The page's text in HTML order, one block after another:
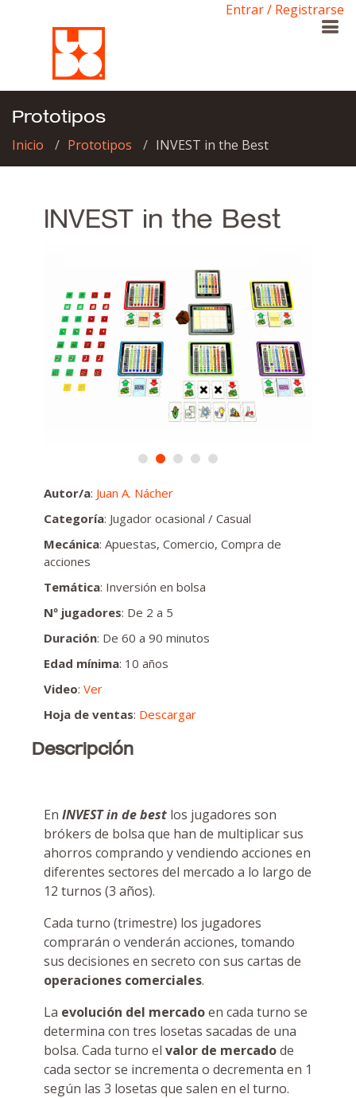
Entrar / Registrarse
Prototipos
Inicio Prototipos INVEST in the Best
INVEST in the Best
Autor/a: Juan A. Nácher
Categoría: Jugador ocasional / Casual
Mecánica: Apuestas, Comercio, Compra de
acciones
Temática: Inversión en bolsa
Nº jugadores: De 2 a 5
Duración: De 60 a 90 minutos
Edad mínima: 10 años
Video: Ver
Hoja de ventas: Descargar
Descripción
En INVEST in de best los jugadores son
brókers de bolsa que han de multiplicar sus
ahorros comprando y vendiendo acciones en
diferentes sectores del mercado a lo largo de
12 turnos (3 años).
Cada turno (trimestre) los jugadores
comprarán o venderán acciones, tomando
sus decisiones en secreto con sus cartas de
operaciones comerciales.
La evolución del mercadoen cada turno se
determina con tres losetas sacadas de una
bolsa. Cada turno el valor de mercadode
cada sector se incrementa o decrementa en 1
según las 3 losetas que salen en el turno.